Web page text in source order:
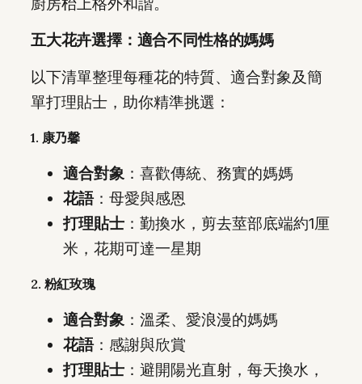
五大花卉選擇：適合不同性格的媽媽
以下清單整理每種花的特質、適合對象及簡
單打理貼士，助你精準挑選：
1. 康乃馨
適合對象 ：喜歡傳統、務實的媽媽
花語：母愛與感恩
打理貼士 ：勤換水，剪去莖部底端約1厘
米，花期可達一星期
2. 粉紅玫瑰
適合對象 ：溫柔、愛浪漫的媽媽
花語：感謝與欣賞
打理貼士 ：避開陽光直射，每天換水，